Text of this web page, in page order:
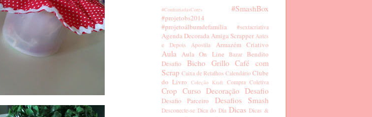
#ConfrariadasCores #SmashBox
#projetobs2014
#projetoálbumdefamília
#sextacriativa
Agenda DecoradaAmiga Scrapper Antes
e Depois
Apostila Armazém Criativo
Aula Aula On Line Bazar
Bendito
Desafio
Bicho Grillo Café com
Scrap Caixa de Retalhos Calendário Clube
do Livro
Coleção Kraft Compra Coletiva
Crop Curso Decoração Desafio
Desafio Parceiro Desafios Smash
Desconecte-se Dica do Dia Dicas Dicas &